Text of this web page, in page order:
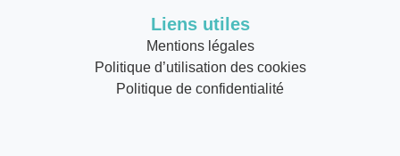
Liens utiles
Mentions légales
Politique d’utilisation des cookies
Politique de confidentialité